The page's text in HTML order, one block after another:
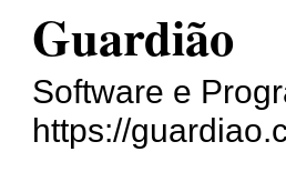
Guardião
Software e
https://